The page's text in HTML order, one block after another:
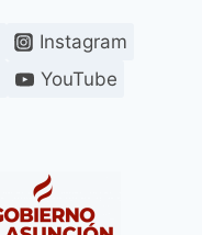
Instagram
YouTube